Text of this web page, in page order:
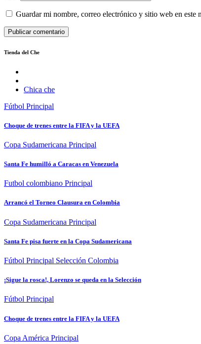
Guardar mi nombre, correo electrónico y sitio web en este
Tienda del Che
Chica che
Fútbol Principal
Choque de trenes entre la FIFA y la UEFA
Copa Sudamericana Principal
Santa Fe humilló a Caracas en Venezuela
Futbol colombiano Principal
Arrancó el Torneo Clausura en Colombia
Copa Sudamericana Principal
Santa Fe pisa fuerte en la Copa Sudamericana
Fútbol Principal Selección Colombia
¡Sigue la rosca!, Lorenzo se queda en la Selección
Fútbol Principal
Choque de trenes entre la FIFA y la UEFA
Copa América Principal